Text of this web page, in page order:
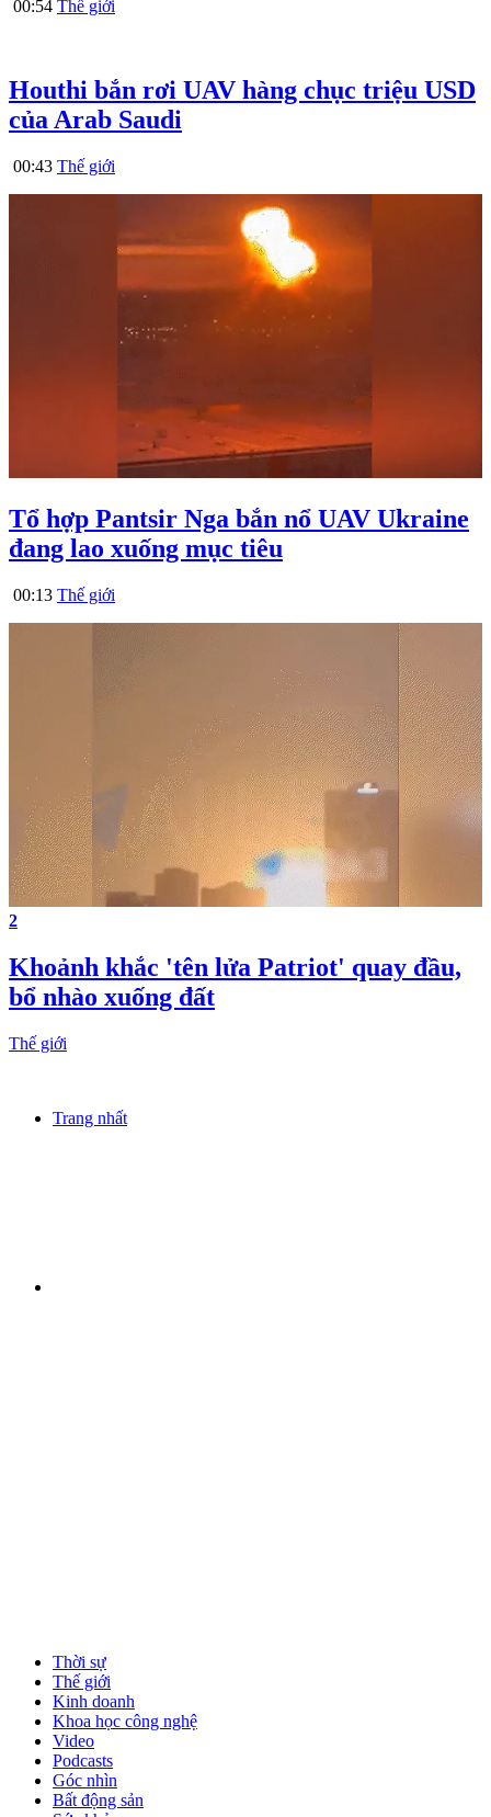
00:54 Thế giới
Houthi bắn rơi UAV hàng chục triệu USD
của Arab Saudi
00:43 Thế giới
Tổ hợp Pantsir Nga bắn nổ UAV Ukraine
đang lao xuống mục tiêu
00:13 Thế giới
2
Khoảnh khắc 'tên lửa Patriot' quay đầu,
bổ nhào xuống đất
Thế giới
Trang nhất
Thời sự
Thế giới
Kinh doanh
Khoa học công nghệ
Video
Podcasts
Góc nhìn
Bất động sản